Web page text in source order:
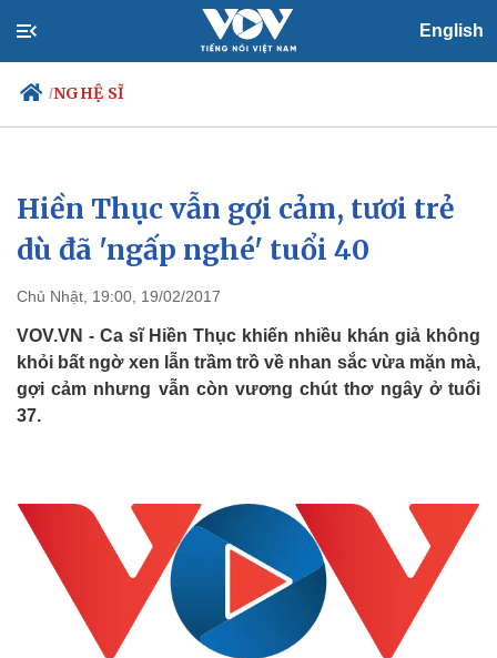
English
/NGHỆ SĨ
Chính trị
Đảng
Tổ chức nhân sự
Nhận diện sự thật
Xã hội
Tin 24h
Dự báo thời tiết
Việc làm
Biển đảo
Hiền Thục vẫn gợi cảm, tươi trẻ
dù đã 'ngấp nghé' tuổi 40
Chủ Nhật, 19:00, 19/02/2017
VOV.VN - Ca sĩ Hiền Thục khiến nhiều khán giả không
khỏi bất ngờ xen lẫn trầm trồ về nhan sắc vừa mặn mà,
gợi cảm nhưng vẫn còn vương chút thơ ngây ở tuổi
37.